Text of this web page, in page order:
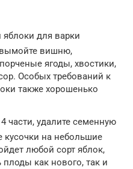
для варки
вишню,
ягоды, хвостики,
Особых требований к
также хорошенько
части, удалите семенную
кусочки на небольшие
любой сорт яблок,
как нового, так и